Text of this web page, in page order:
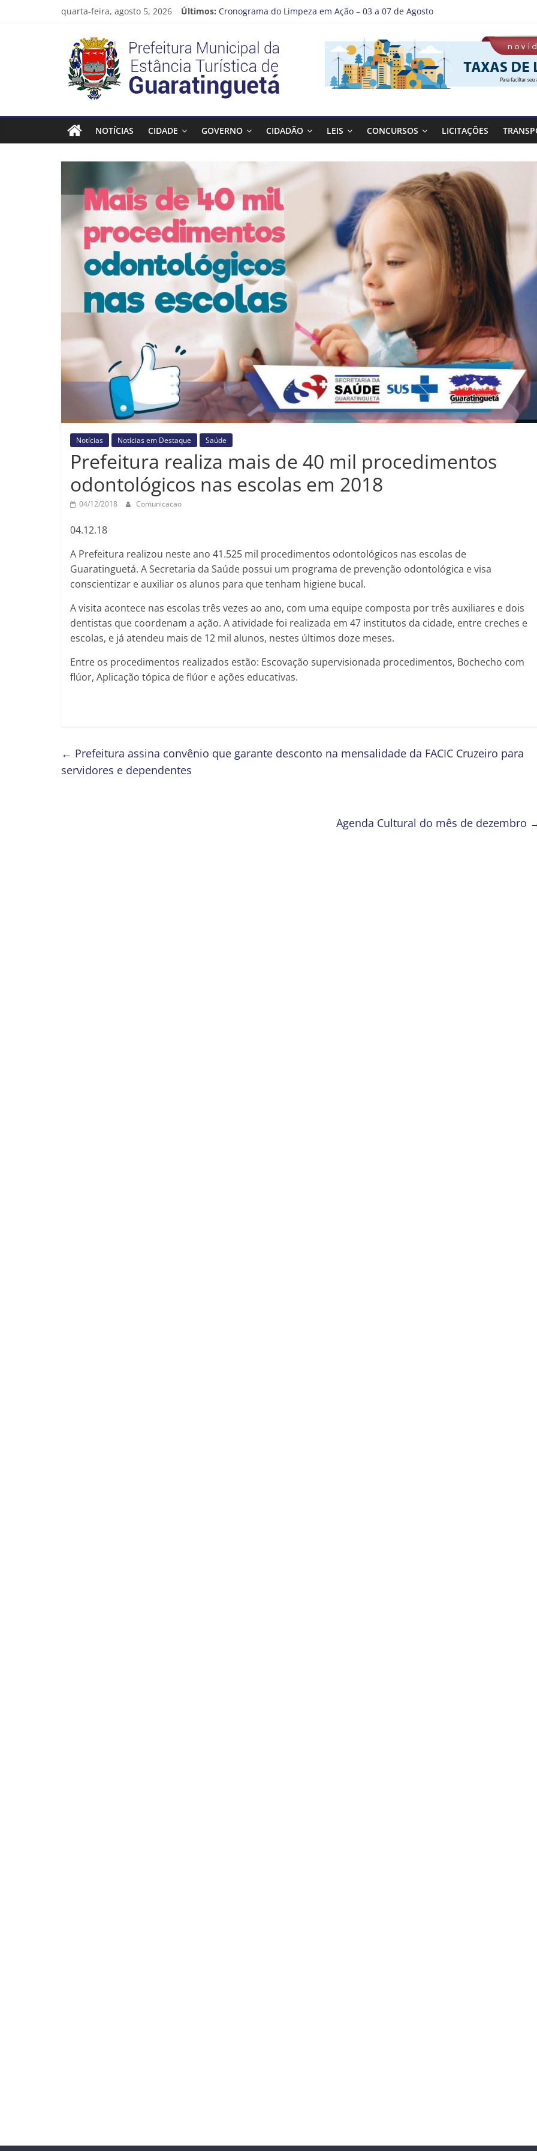
quarta-feira, agosto 5, 2026 Últimos: Cronograma do Limpeza em Ação – 03 a 07 de Agosto
Vem conferir como nossos alunos estão ainda mais lindos!
CRONOGRAMA DE LAVAGEM E LIMPEZA DOS RESERVATÓRIOS
Guaratinguetá se destaca em competições esportivas da região
Prefeitura
Estância
Turística
Guaratinguetá
Estância
Turística
Guaratinguetá
NOTÍCIAS CIDADE GOVERNO CIDADÃO LEIS CONCURSOS LICITAÇÕES
Notícias Notícias em Destaque Saúde
Prefeitura realiza mais de 40 mil procedimentos
odontológicos nas escolas em 2018
04/12/2018 Comunicacao
04.12.18
A Prefeitura realizou neste ano 41.525 mil procedimentos odontológicos nas escolas de
Guaratinguetá. A Secretaria da Saúde possui um programa de prevenção odontológica e visa
conscientizar e auxiliar os alunos para que tenham higiene bucal.
A visita acontece nas escolas três vezes ao ano, com uma equipe composta por três auxiliares e dois
dentistas que coordenam a ação. A atividade foi realizada em 47 institutos da cidade, entre creches e
escolas, e já atendeu mais de 12 mil alunos, nestes últimos doze meses.
Entre os procedimentos realizados estão: Escovação supervisionada procedimentos, Bochecho com
flúor, Aplicação tópica de flúor e ações educativas.
← Prefeitura assina convênio que garante desconto na mensalidade da FACIC Cruzeiro para
servidores e dependentes
Agenda Cultural do mês de dezembro